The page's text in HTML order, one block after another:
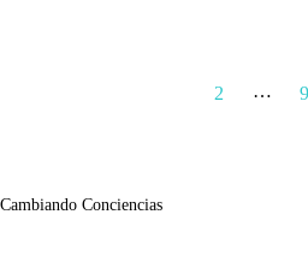
2 …
Cambiando Conciencias